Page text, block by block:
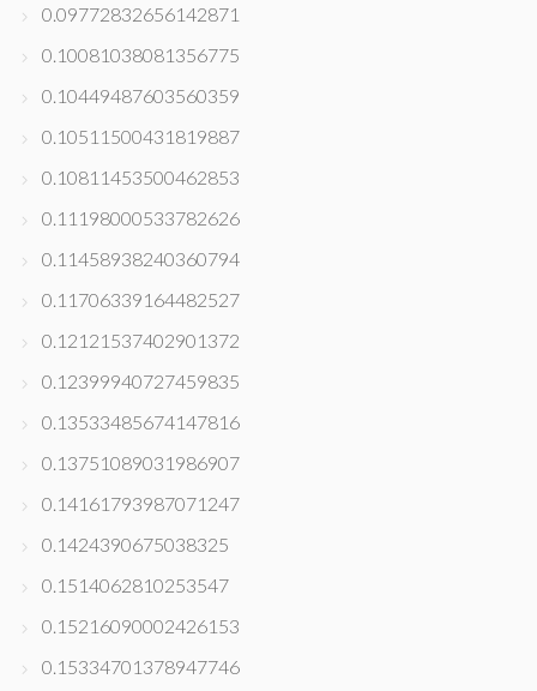
0.09772832656142871
0.10081038081356775
0.10449487603560359
0.10511500431819887
0.10811453500462853
0.11198000533782626
0.11458938240360794
0.11706339164482527
0.12121537402901372
0.12399940727459835
0.13533485674147816
0.13751089031986907
0.14161793987071247
0.1424390675038325
0.1514062810253547
0.15216090002426153
0.15334701378947746